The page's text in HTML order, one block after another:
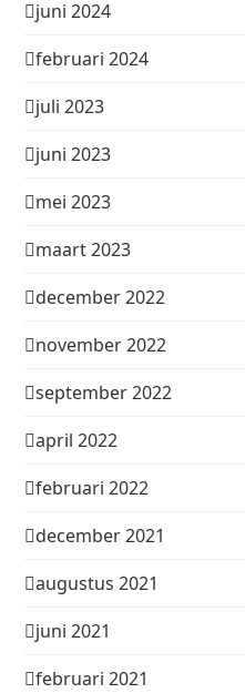
juni 2024
februari 2024
juli 2023
juni 2023
mei 2023
maart 2023
december 2022
november 2022
september 2022
april 2022
februari 2022
december 2021
augustus 2021
juni 2021
februari 2021